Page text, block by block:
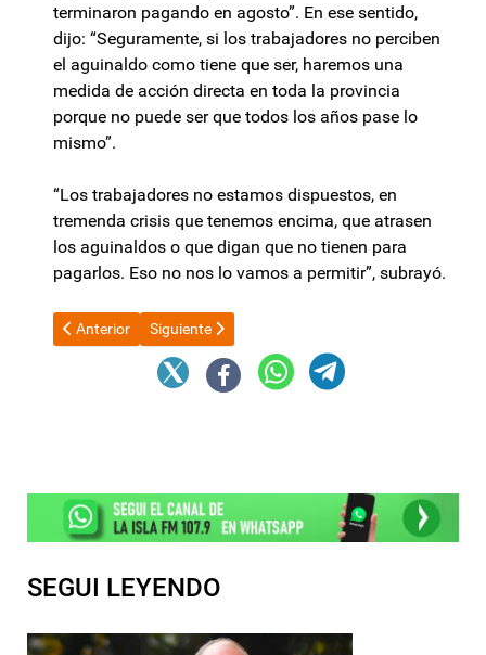
terminaron pagando en agosto”. En ese sentido,
dijo: “Seguramente, si los trabajadores no perciben
el aguinaldo como tiene que ser, haremos una
medida de acción directa en toda la provincia
porque no puede ser que todos los años pase lo
mismo”.
“Los trabajadores no estamos dispuestos, en
tremenda crisis que tenemos encima, que atrasen
los aguinaldos o que digan que no tienen para
pagarlos. Eso no nos lo vamos a permitir”, subrayó.
Artículo anterior: Lucía Corpacci: “Nunca estuve de acuerdo
Anterior Artículo siguiente: Creciente preocupación por el
Siguiente
SEGUI LEYENDO